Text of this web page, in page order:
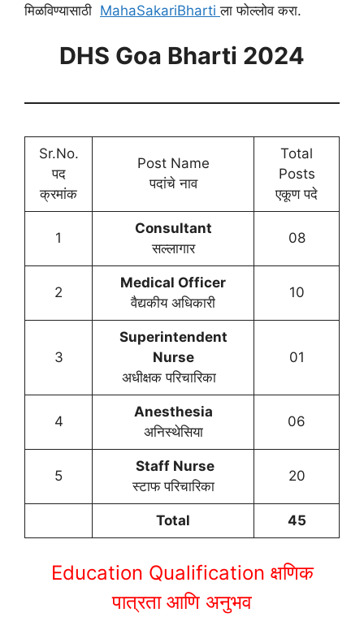
मिळविण्यासाठी MahaSakariBhartiला फोल्लोव करा.
DHS Goa Bharti 2024
Sr.No.
पद
क्रमांक
Post Name
पदांचे नाव
Total
Posts
एकूण पदे
1
Consultant
सल्लागार
08
2
Medical Officer
वैद्यकीय अधिकारी
10
3
Superintendent
Nurse
अधीक्षक परिचारिका
01
4
Anesthesia
अनिस्थेसिया
06
5
Staff Nurse
स्टाफ परिचारिका
20
Total 45
Education Qualification क्षणिक
पात्रता आणि अनुभव